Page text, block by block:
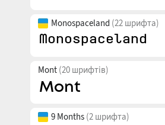
Monospaceland (22 шрифта)
Mont (20 шрифтів)
9 Months (2 шрифта)